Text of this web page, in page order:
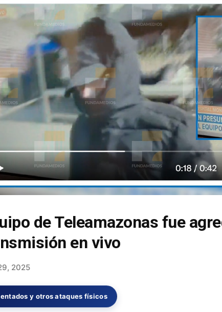
de Teleamazonas fue
en vivo
2025
y otros ataques físicos